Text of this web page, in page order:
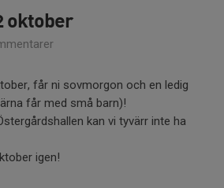
oktober
får ni sovmorgon och en ledig
får med små barn)!
kan vi tyvärr inte ha
igen!